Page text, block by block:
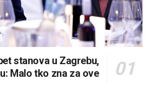
stanova u Zagrebu,
Malo tko zna za ove